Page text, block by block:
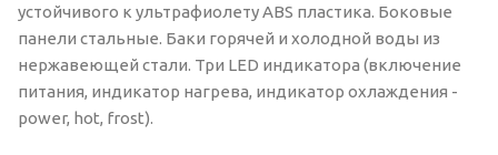
устойчивого к ультрафиолету ABS пластика. Боковые
панели стальные. Баки горячей и холодной воды из
нержавеющей стали. Три LED индикатора (включение
питания, индикатор нагрева, индикатор охлаждения -
power, hot, frost).